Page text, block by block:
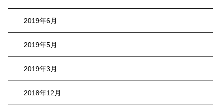
2019年6月
2019年5月
2019年3月
2018年12月